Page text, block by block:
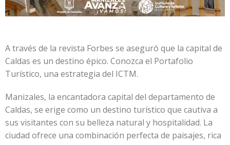
A través de la revista Forbes se aseguró que la capital de
Caldas es un destino épico. Conozca el Portafolio
Turístico, una estrategia del ICTM.
Manizales, la encantadora capital del departamento de
Caldas, se erige como un destino turístico que cautiva a
sus visitantes con su belleza natural y hospitalidad. La
ciudad ofrece una combinación perfecta de paisajes, rica